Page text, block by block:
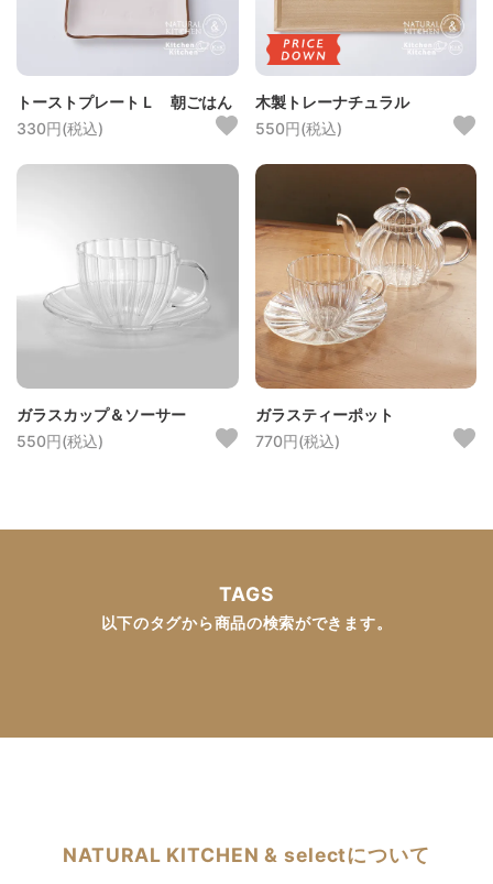
トーストプレートＬ 朝ごはん
330円(税込)
木製トレーナチュラル
550円(税込)
ガラスカップ＆ソーサー
550円(税込)
ガラスティーポット
770円(税込)
TAGS
以下のタグから商品の検索ができます。
NATURAL KITCHEN & selectについて